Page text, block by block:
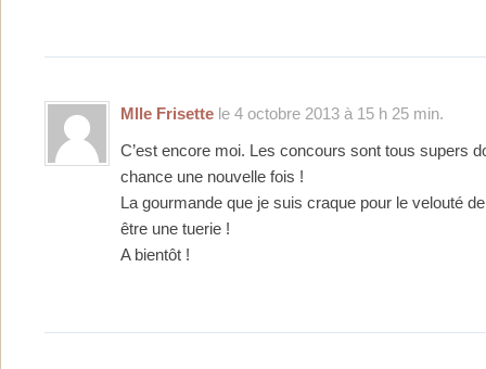
Mlle Frisette le 4 octobre 2013 à 15 h 25 min.
C’est encore moi. Les concours sont tous supers
chance une nouvelle fois !
La gourmande que je suis craque pour le velouté
être une tuerie !
A bientôt !